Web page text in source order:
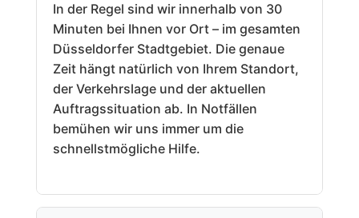
In der Regel sind wir innerhalb von 30
Minuten bei Ihnen vor Ort – im gesamten
Düsseldorfer Stadtgebiet. Die genaue
Zeit hängt natürlich von Ihrem Standort,
der Verkehrslage und der aktuellen
Auftragssituation ab. In Notfällen
bemühen wir uns immer um die
schnellstmögliche Hilfe.